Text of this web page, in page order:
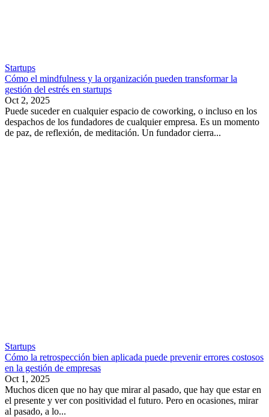
Startups
Cómo el mindfulness y la organización pueden transformar la
gestión del estrés en startups
Oct 2, 2025
Puede suceder en cualquier espacio de coworking, o incluso en los
despachos de los fundadores de cualquier empresa. Es un momento
de paz, de reflexión, de meditación. Un fundador cierra...
Startups
Cómo la retrospección bien aplicada puede prevenir errores costosos
en la gestión de empresas
Oct 1, 2025
Muchos dicen que no hay que mirar al pasado, que hay que estar en
el presente y ver con positividad el futuro. Pero en ocasiones, mirar
al pasado, a lo...